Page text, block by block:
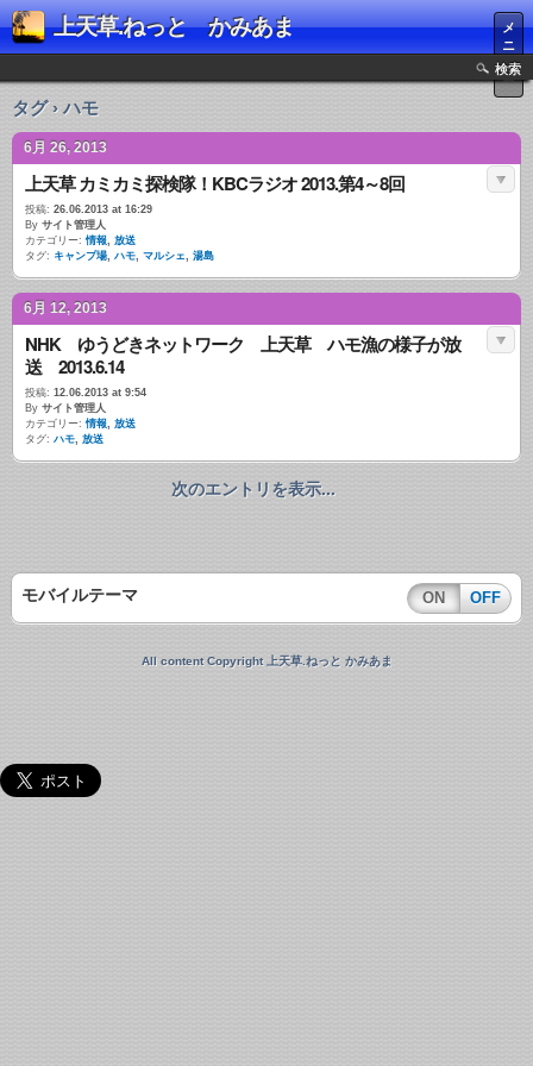
上天草.ねっと かみあま
メ
ニ
ュ
ー
検索
タグ › ハモ
6月 26, 2013
上天草 カミカミ探検隊！KBCラジオ 2013.第4～8回
投稿: 26.06.2013 at 16:29
By サイト管理人
カテゴリー: 情報, 放送
タグ: キャンプ場, ハモ, マルシェ, 湯島
6月 12, 2013
NHK ゆうどきネットワーク 上天草 ハモ漁の様子が放
送 2013.6.14
投稿: 12.06.2013 at 9:54
By サイト管理人
カテゴリー: 情報, 放送
タグ: ハモ, 放送
次のエントリを表示...
モバイルテーマ ON OFF
All content Copyright 上天草.ねっと かみあま